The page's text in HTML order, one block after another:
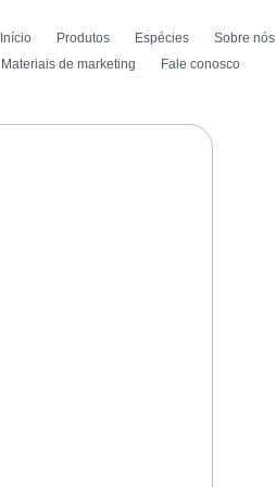
Início Produtos Espécies Sobre nós
Materiais de marketing
Fale conosco